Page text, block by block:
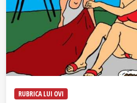
RUBRICA LUI OVI